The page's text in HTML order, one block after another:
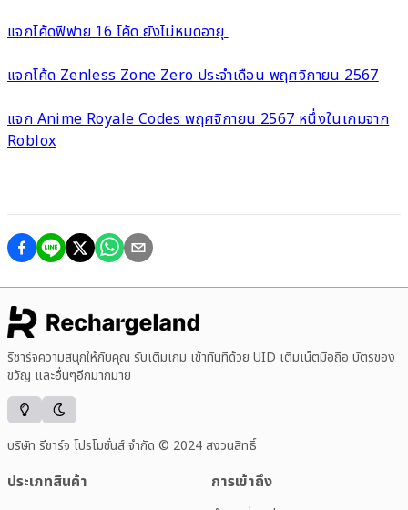
แจกโค้ดฟีฟาย 16 โค้ด ยังไม่หมดอายุ
แจกโค้ด Zenless Zone Zero ประจำเดือน พฤศจิกายน 2567
แจก Anime Royale Codes พฤศจิกายน 2567 หนึ่งในเกมจาก
Roblox
รีชาร์จความสนุกให้กับคุณ รับเติมเกม เข้าทันทีด้วย UID เติมเน็ตมือถือ บัตรของ
ขวัญ และอื่นๆอีกมากมาย
บริษัท รีชาร์จ โปรโมชั่นส์ จำกัด © 2024 สงวนสิทธิ์
ประเภทสินค้า การเข้าถึง